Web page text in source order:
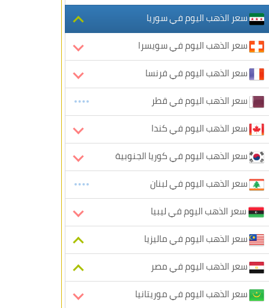
سعر الذهب اليوم في سوريا
سعر الذهب اليوم في سويسرا
سعر الذهب اليوم في فرنسا
سعر الذهب اليوم في قطر
سعر الذهب اليوم في كندا
سعر الذهب اليوم في كوريا الجنوبية
سعر الذهب اليوم في لبنان
سعر الذهب اليوم في ليبيا
سعر الذهب اليوم في ماليزيا
سعر الذهب اليوم في مصر
سعر الذهب اليوم في موريتانيا